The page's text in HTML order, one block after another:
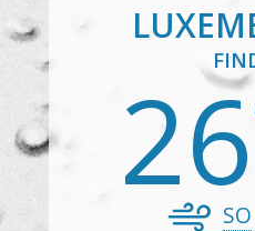
26
SO